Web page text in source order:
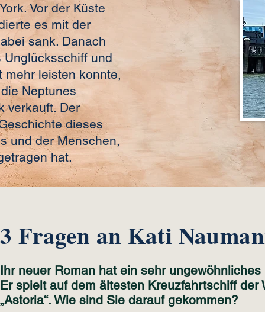
Vor der Küste
es mit der
sank. Danach
und
leisten konnte,
Neptunes
verkauft. Der
dieses
und der Menschen,
hat.
3 Fragen an Kati
Ihr neuer Roman hat ein sehr ungewöhnliches
Er spielt auf dem ältesten Kreuzfahrtschiff der
„Astoria“. Wie sind Sie darauf gekommen?